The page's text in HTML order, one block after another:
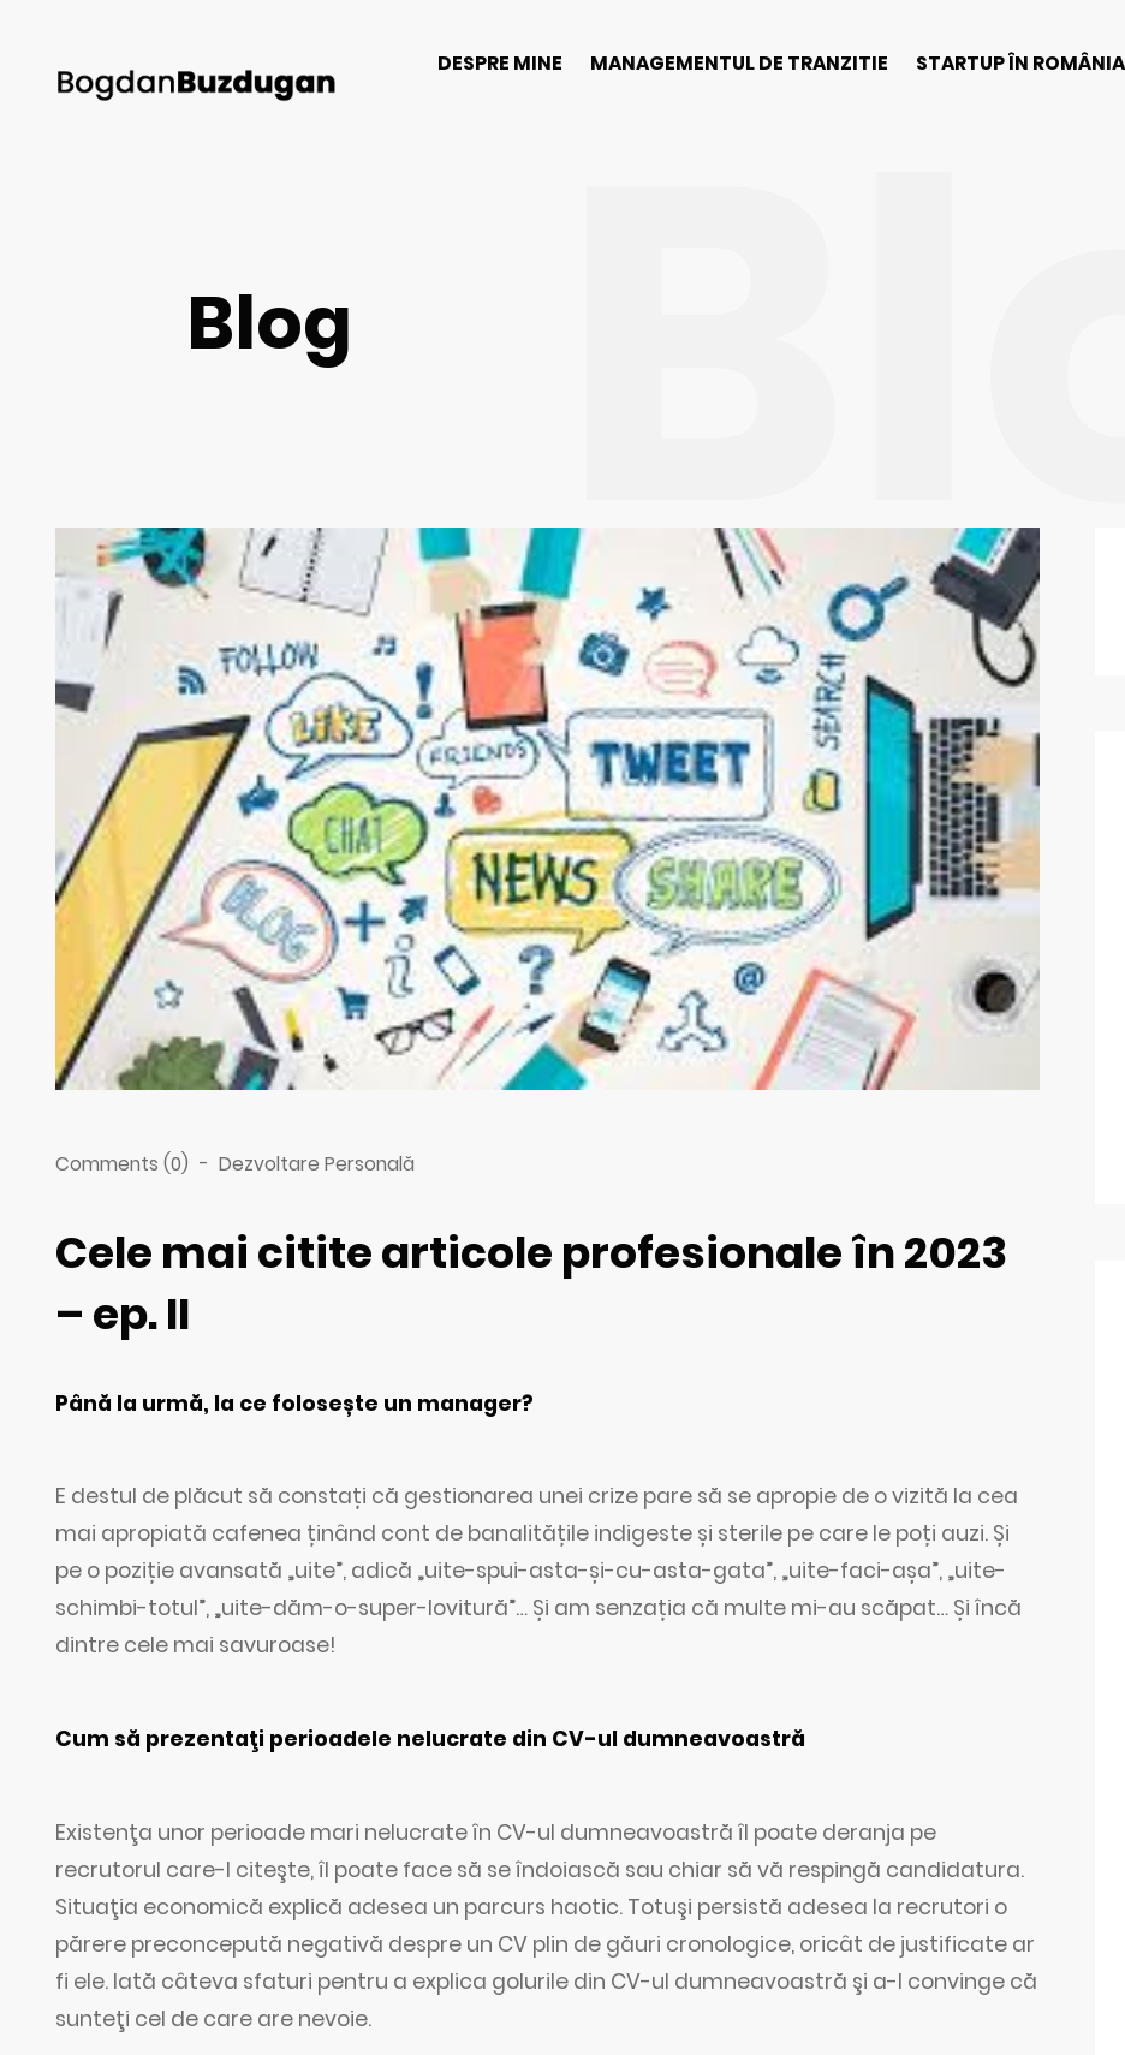
DESPRE MINE MANAGEMENTUL DE TRANZITIE STARTUP ÎN ROMÂNIA
Blog
Comments (0) - Dezvoltare Personală
Cele mai citite articole profesionale în 2023
– ep. II
Până la urmă, la ce folosește un manager?
E destul de plăcut să constați că gestionarea unei crize pare să se apropie de o vizită la cea
mai apropiată cafenea ținând cont de banalitățile indigeste și sterile pe care le poți auzi. Și
pe o poziție avansată „uite”, adică „uite-spui-asta-și-cu-asta-gata”, „uite-faci-așa”, „uite-
schimbi-totul”, „uite-dăm-o-super-lovitură”… Și am senzația că multe mi-au scăpat… Și încă
dintre cele mai savuroase!
Cum să prezentaţi perioadele nelucrate din CV-ul dumneavoastră
Existenţa unor perioade mari nelucrate în CV-ul dumneavoastră îl poate deranja pe
recrutorul care-l citeşte, îl poate face să se îndoiască sau chiar să vă respingă candidatura.
Situaţia economică explică adesea un parcurs haotic. Totuşi persistă adesea la recrutori o
părere preconcepută negativă despre un CV plin de găuri cronologice, oricât de justificate ar
fi ele. Iată câteva sfaturi pentru a explica golurile din CV-ul dumneavoastră şi a-l convinge că
sunteţi cel de care are nevoie.